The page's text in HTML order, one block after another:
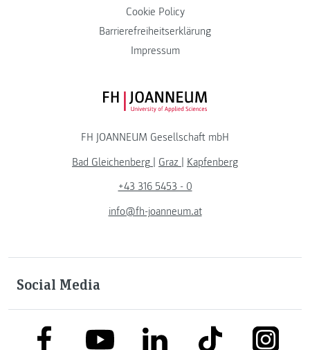
Cookie Policy
Barrierefreiheitserklärung
Impressum
FH JOANNEUM Logo
FH JOANNEUM Gesellschaft mbH
Bad Gleichenberg | Graz | Kapfenberg
+43 316 5453 - 0
info@fh-joanneum.at
Social Media
link to facebooklink to youtubelink to linkedinlink to tiktok link to